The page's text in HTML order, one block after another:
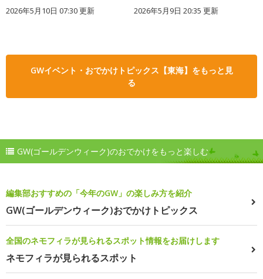
2026年5月10日 07:30 更新 2026年5月9日 20:35 更新
GWイベント・おでかけトピックス【東海】をもっと見
る
GW(ゴールデンウィーク)のおでかけをもっと楽しむ
編集部おすすめの「今年のGW」の楽しみ方を紹介
GW(ゴールデンウィーク)おでかけトピックス
全国のネモフィラが見られるスポット情報をお届けします
ネモフィラが見られるスポット